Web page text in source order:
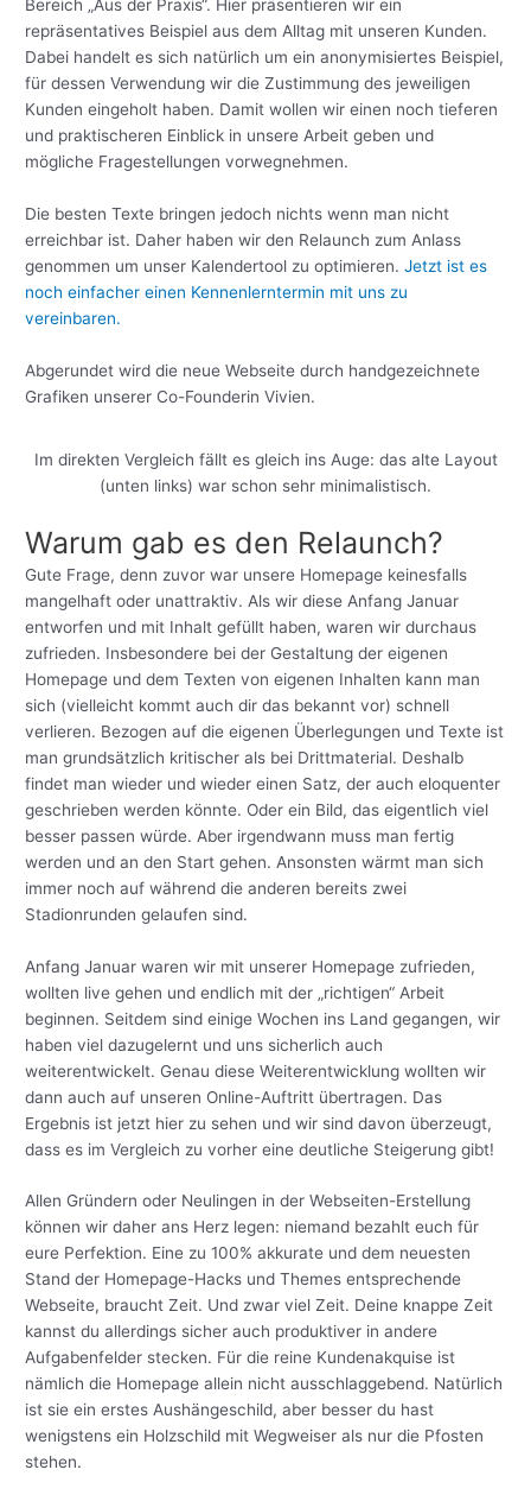
Bereich „Aus der Praxis“. Hier präsentieren wir ein
repräsentatives Beispiel aus dem Alltag mit unseren Kunden.
Dabei handelt es sich natürlich um ein anonymisiertes Beispiel,
für dessen Verwendung wir die Zustimmung des jeweiligen
Kunden eingeholt haben. Damit wollen wir einen noch tieferen
und praktischeren Einblick in unsere Arbeit geben und
mögliche Fragestellungen vorwegnehmen.
Die besten Texte bringen jedoch nichts wenn man nicht
erreichbar ist. Daher haben wir den Relaunch zum Anlass
genommen um unser Kalendertool zu optimieren.Jetzt ist es
noch einfacher einen Kennenlerntermin mit uns zu
vereinbaren.
Abgerundet wird die neue Webseite durch handgezeichnete
Grafiken unserer Co-Founderin Vivien.
Im direkten Vergleich fällt es gleich ins Auge: das alte Layout
(unten links) war schon sehr minimalistisch.
Warum gab es den Relaunch?
Gute Frage, denn zuvor war unsere Homepage keinesfalls
mangelhaft oder unattraktiv. Als wir diese Anfang Januar
entworfen und mit Inhalt gefüllt haben, waren wir durchaus
zufrieden. Insbesondere bei der Gestaltung der eigenen
Homepage und dem Texten von eigenen Inhalten kann man
sich (vielleicht kommt auch dir das bekannt vor) schnell
verlieren. Bezogen auf die eigenen Überlegungen und Texte ist
man grundsätzlich kritischer als bei Drittmaterial. Deshalb
findet man wieder und wieder einen Satz, der auch eloquenter
geschrieben werden könnte. Oder ein Bild, das eigentlich viel
besser passen würde. Aber irgendwann muss man fertig
werden und an den Start gehen. Ansonsten wärmt man sich
immer noch auf während die anderen bereits zwei
Stadionrunden gelaufen sind.
Anfang Januar waren wir mit unserer Homepage zufrieden,
wollten live gehen und endlich mit der „richtigen“ Arbeit
beginnen. Seitdem sind einige Wochen ins Land gegangen, wir
haben viel dazugelernt und uns sicherlich auch
weiterentwickelt. Genau diese Weiterentwicklung wollten wir
dann auch auf unseren Online-Auftritt übertragen. Das
Ergebnis ist jetzt hier zu sehen und wir sind davon überzeugt,
dass es im Vergleich zu vorher eine deutliche Steigerung gibt!
Allen Gründern oder Neulingen in der Webseiten-Erstellung
können wir daher ans Herz legen: niemand bezahlt euch für
eure Perfektion. Eine zu 100% akkurate und dem neuesten
Stand der Homepage-Hacks und Themes entsprechende
Webseite, braucht Zeit. Und zwar viel Zeit. Deine knappe Zeit
kannst du allerdings sicher auch produktiver in andere
Aufgabenfelder stecken. Für die reine Kundenakquise ist
nämlich die Homepage allein nicht ausschlaggebend. Natürlich
ist sie ein erstes Aushängeschild, aber besser du hast
wenigstens ein Holzschild mit Wegweiser als nur die Pfosten
stehen.